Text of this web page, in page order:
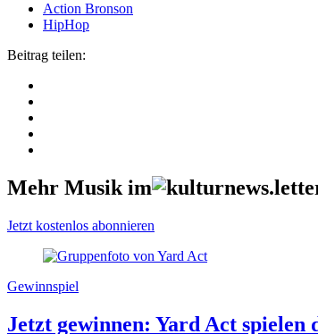
Action Bronson
HipHop
Beitrag teilen:
Mehr Musik im
Jetzt kostenlos abonnieren
Gewinnspiel
Jetzt gewinnen: Yard Act spielen